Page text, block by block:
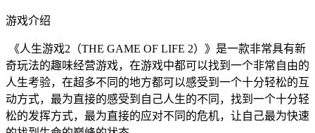
游戏介绍
《人生游戏2（THE GAME OF LIFE 2）》是一款非常具有新
奇玩法的趣味经营游戏，在游戏中都可以找到一个非常自由的
人生考验，在超多不同的地方都可以感受到一个十分轻松的互
动方式，最为直接的感受到自己人生的不同，找到一个十分轻
松的发挥方式，最为直接的应对不同的危机，让自己最为快速